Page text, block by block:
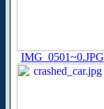
IMG_0501~0.JPG